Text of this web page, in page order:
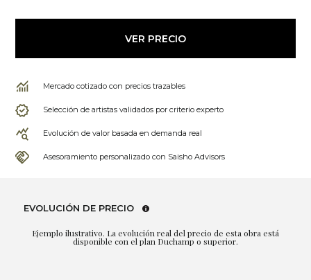
VER PRECIO
Mercado cotizado con precios trazables
Selección de artistas validados por criterio experto
Evolución de valor basada en demanda real
Asesoramiento personalizado con Saisho Advisors
EVOLUCIÓN DE PRECIO
Ejemplo ilustrativo. La evolución real del precio de esta obra está
disponible con el plan Duchamp o superior.